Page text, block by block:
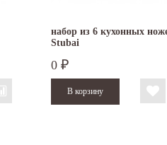
набор из 6 кухонных
Stubai
0 ₽